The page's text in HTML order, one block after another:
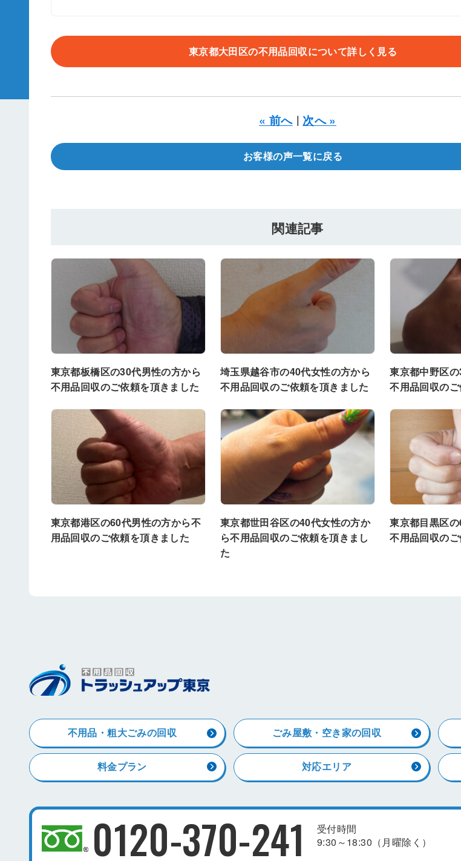
東京都大田区の不用品回収について詳しく見る
« 前へ｜ 次へ »
お客様の声一覧に戻る
関連記事
東京都板橋区の30代男性の方から
不用品回収のご依頼を頂きました
埼玉県越谷市の40代女性の方から
不用品回収のご依頼を頂きました
東京都中野区
不用品回収の
東京都港区の60代男性の方から不
用品回収のご依頼を頂きました
東京都世田谷区の40代女性の方か
ら不用品回収のご依頼を頂きまし
た
東京都目黒区
不用品回収の
不用品・粗大ごみの回収 ごみ屋敷・空き家の回収
料金プラン 対応エリア
0120-370-241
受付時間
9:30～18:30（月曜除く）